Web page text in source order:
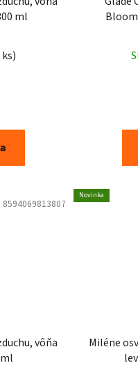
ml
vôňa
8594069813807
Novinka
Miléne